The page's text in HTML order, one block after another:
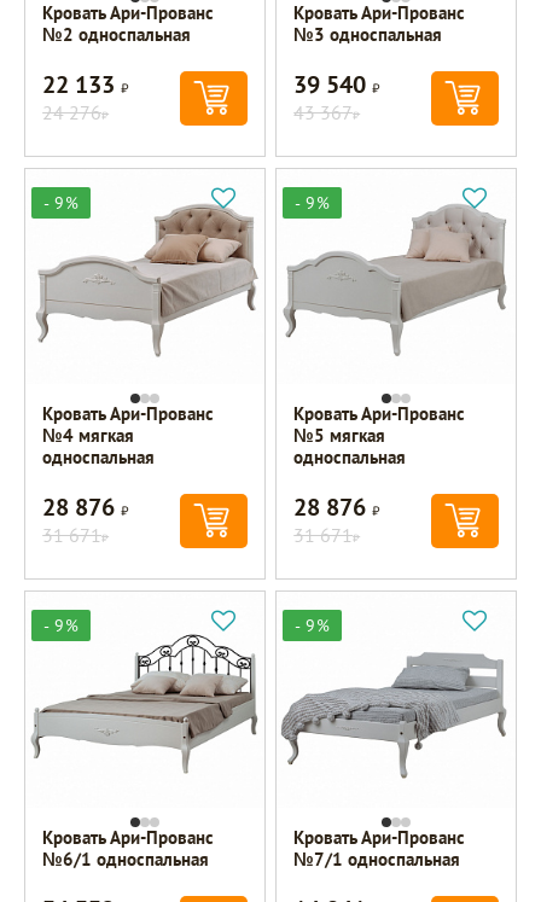
Кровать Ари-Прованс
№2 односпальная
22 133Р
24 276Р
Кровать Ари-Прованс
№3 односпальная
39 540Р
43 367Р
- 9%
Кровать Ари-Прованс
№4 мягкая
односпальная
28 876Р
31 671Р
- 9%
Кровать Ари-Прованс
№5 мягкая
односпальная
28 876Р
31 671Р
- 9%
Кровать Ари-Прованс
№6/1 односпальная
- 9%
Кровать Ари-Прованс
№7/1 односпальная